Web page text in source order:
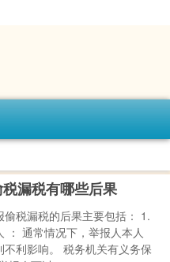
漏税有哪些后果
偷税漏税的后果主要包括： 1.
： 通常情况下，举报人本人
不利影响。 税务机关有义务保